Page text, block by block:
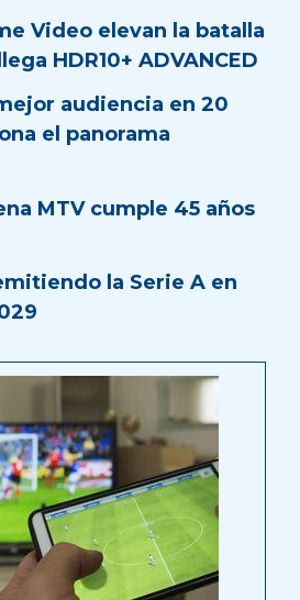
Video elevan la batalla
HDR10+ ADVANCED
audiencia en 20
el panorama
MTV cumple 45 años
la Serie A en